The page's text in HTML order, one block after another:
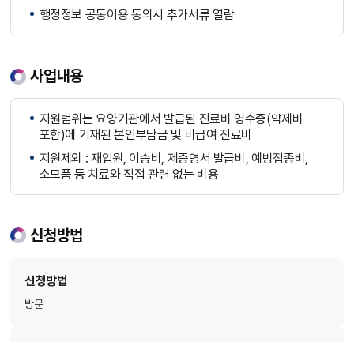
행정정보 공동이용 동의시 추가서류 열람
사업내용
지원범위는 요양기관에서 발급된 진료비 영수증(약제비
포함)에 기재된 본인부담금 및 비급여 진료비
지원제외 : 재입원, 이송비, 제증명서 발급비, 예방접종비,
소모품 등 치료와 직접 관련 없는 비용
신청방법
신청방법
방문